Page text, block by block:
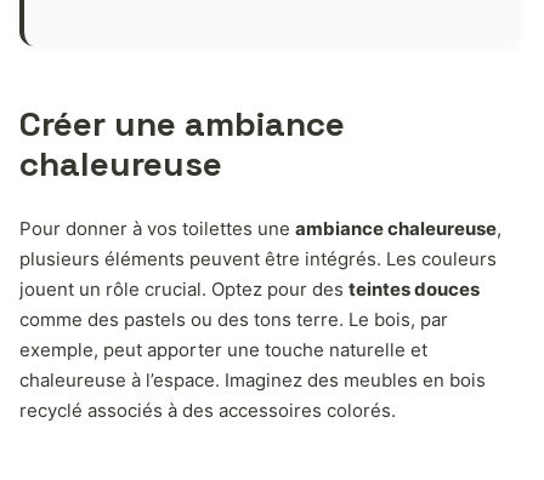
Créer une ambiance
chaleureuse
Pour donner à vos toilettes une ambiance chaleureuse,
plusieurs éléments peuvent être intégrés. Les couleurs
jouent un rôle crucial. Optez pour des teintes douces
comme des pastels ou des tons terre. Le bois, par
exemple, peut apporter une touche naturelle et
chaleureuse à l’espace. Imaginez des meubles en bois
recyclé associés à des accessoires colorés.